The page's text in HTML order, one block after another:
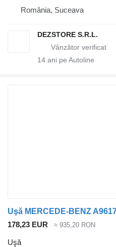
România, Suceava
DEZSTORE S.R.L.
14 ani pe Autoline
178,23 EUR ≈ 935,20 RON
Uşă